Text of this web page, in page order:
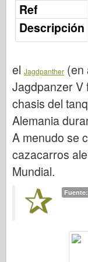
Publicación
Señal de
Potencia
Waffen-
Maquetas
Academia
Modelos ace
AFV Club
Airfix
Fuerza Aérea
Modelo AZ
Ref
Descripción
el Jagdpanther (en
Jagdpanzer V
chasis del
Alemania
A menudo se
cazacarros
Mundial.
Fuente: